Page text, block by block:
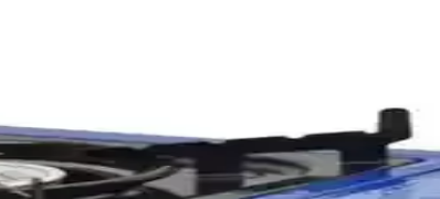
ürün detayları ve kullanıcı yorumlarıyla kolay